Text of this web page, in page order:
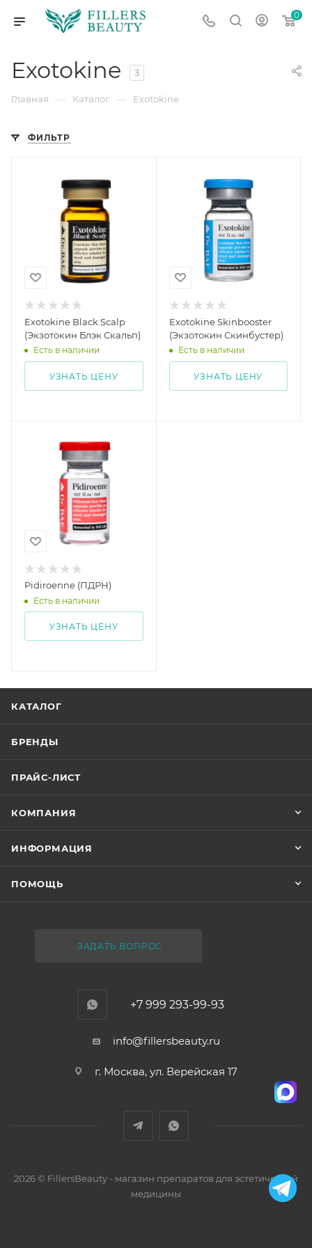
0
Exotokine 3
Главная — Каталог — Exotokine
ФИЛЬТР
Exotokine Black Scalp
(Экзотокин Блэк Скальп)
Есть в наличии
УЗНАТЬ ЦЕНУ
Exotokine Skinbooster
(Экзотокин Скинбустер)
Есть в наличии
УЗНАТЬ ЦЕНУ
Pidiroenne (ПДРН)
Есть в наличии
УЗНАТЬ ЦЕНУ
КАТАЛОГ
БРЕНДЫ
ПРАЙС-ЛИСТ
КОМПАНИЯ
ИНФОРМАЦИЯ
ПОМОЩЬ
ЗАДАТЬ ВОПРОС
+7 999 293-99-93
info@fillersbeauty.ru
г. Москва, ул. Верейская 17
2026 © FillersBeauty - магазин препаратов для эстетической
медицины